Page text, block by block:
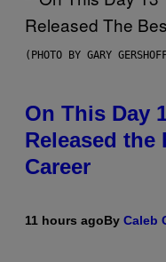
(PHOTO BY GARY
On This Day
Released the
Career
11 hours agoBy Caleb